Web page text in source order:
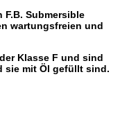
F.B. Submersible
wartungsfreien und
Klasse F und sind
sie mit Öl gefüllt sind.